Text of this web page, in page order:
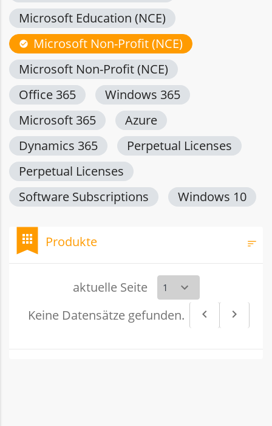
Microsoft Education (NCE)
check_circle
Microsoft Non-Profit (NCE)
Microsoft Non-Profit (NCE)
Office 365
Windows 365
Microsoft 365
Azure
Dynamics 365
Perpetual Licenses
Perpetual Licenses
Software Subscriptions
Windows 10
bookmark
apps Produkte sort
aktuelle Seite
Keine Datensätze gefunden.
navigate_before
Vorheriges
navigate_next